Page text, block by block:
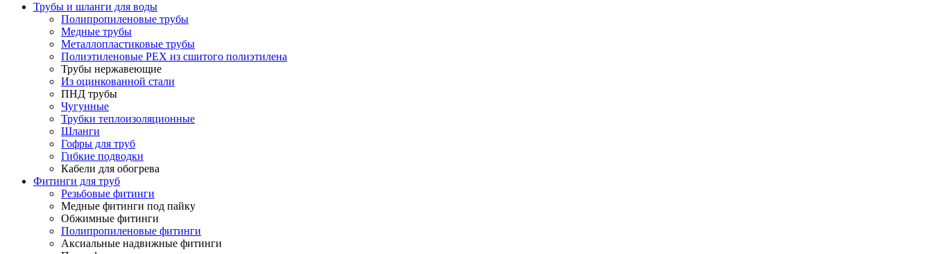
Трубы и шланги для воды
Полипропиленовые трубы
Медные трубы
Металлопластиковые трубы
Полиэтиленовые PEX из сшитого полиэтилена
Трубы нержавеющие
Из оцинкованной стали
ПНД трубы
Чугунные
Трубки теплоизоляционные
Шланги
Гофры для труб
Гибкие подводки
Кабели для обогрева
Фитинги для труб
Резьбовые фитинги
Медные фитинги под пайку
Обжимные фитинги
Полипропиленовые фитинги
Аксиальные надвижные фитинги